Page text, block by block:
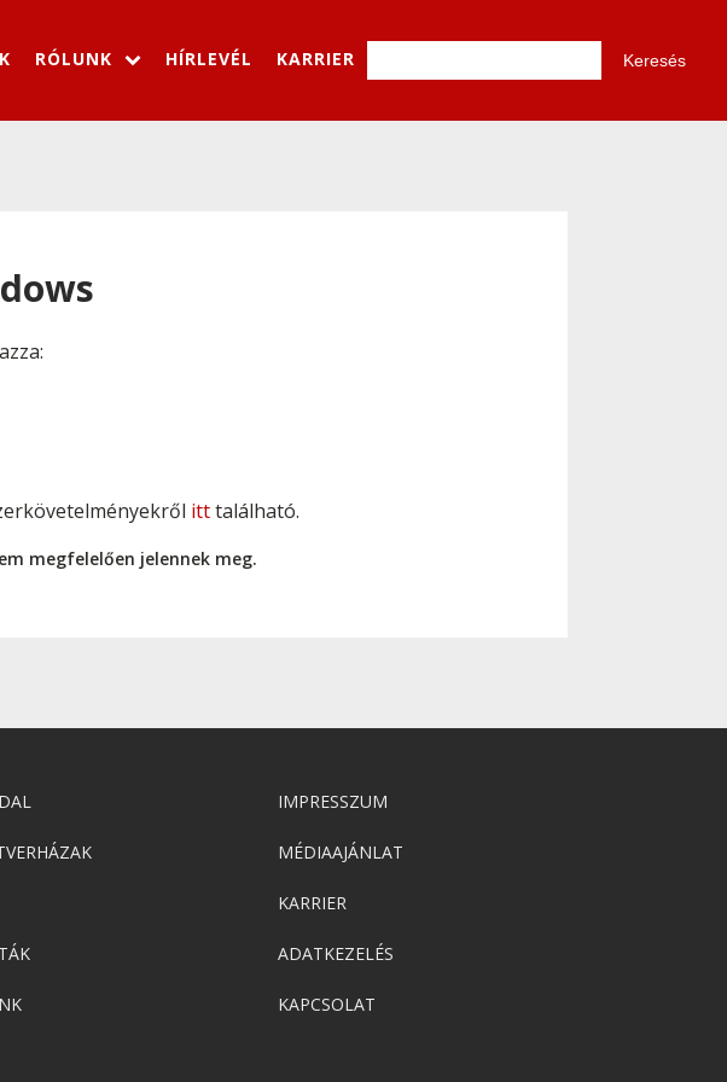
RÓLUNK HÍRLEVÉL KARRIER
itttalálható.
megfelelően jelennek meg.
IMPRESSZUM
MÉDIAAJÁNLAT
KARRIER
ADATKEZELÉS
KAPCSOLAT